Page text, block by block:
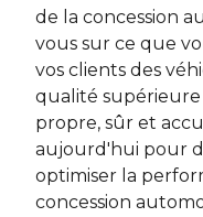
de la concession
vous sur ce que
vos clients des
qualité
propre, sûr et
aujourd'hui pour
optimiser la
concession